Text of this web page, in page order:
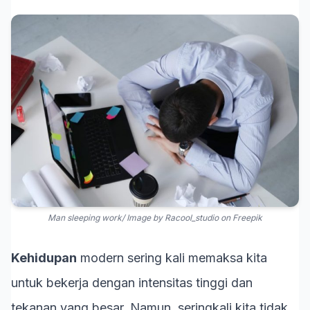
Man sleeping work/ Image by Racool_studio on Freepik
Kehidupan modern sering kali memaksa kita
untuk bekerja dengan intensitas tinggi dan